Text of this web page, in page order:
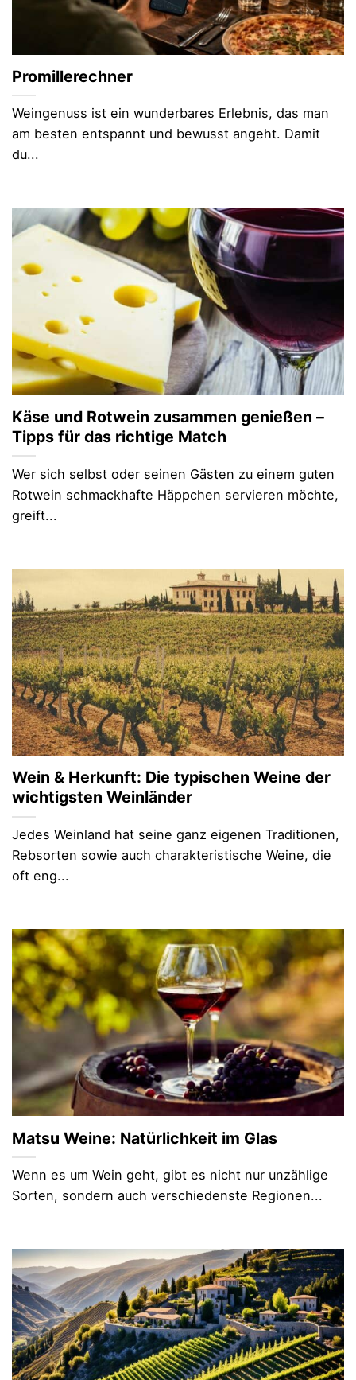
Promillerechner
Weingenuss ist ein wunderbares Erlebnis, das man
am besten entspannt und bewusst angeht. Damit
du...
Käse und Rotwein zusammen genießen –
Tipps für das richtige Match
Wer sich selbst oder seinen Gästen zu einem guten
Rotwein schmackhafte Häppchen servieren möchte,
greift...
Wein & Herkunft: Die typischen Weine der
wichtigsten Weinländer
Jedes Weinland hat seine ganz eigenen Traditionen,
Rebsorten sowie auch charakteristische Weine, die
oft eng...
Matsu Weine: Natürlichkeit im Glas
Wenn es um Wein geht, gibt es nicht nur unzählige
Sorten, sondern auch verschiedenste Regionen...